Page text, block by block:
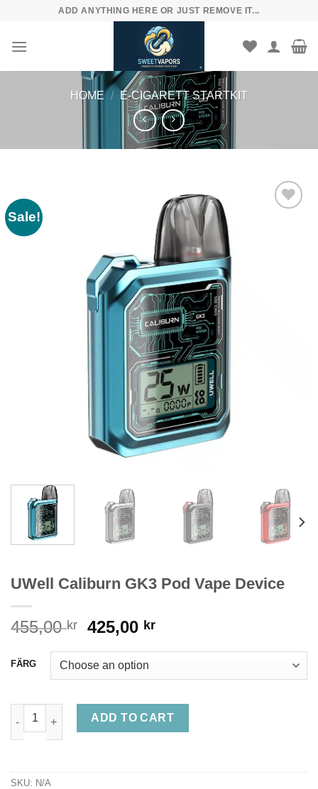
content
ADD ANYTHING HERE OR JUST REMOVE IT...
HOME / E-CIGARETT STARTKIT
Sale!
UWell Caliburn GK3 Pod Vape Device
455,00kr
Original
was:
455,00 kr.
425,00 krCurrent
425,00 kr.
FÄRG
UWell Caliburn GK3 Pod Vape Device quantity
ADD TO CART
SKU: N/A